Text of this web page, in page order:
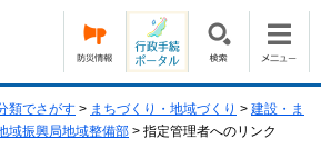
類でさがす > まちづくり・地域づくり > 建設・ま
域振興局地域整備部 > 指定管理者へのリンク